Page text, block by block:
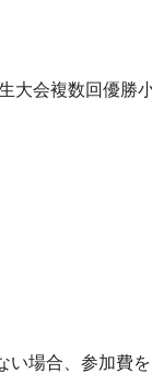
大会複数回優勝
い場合、参加費